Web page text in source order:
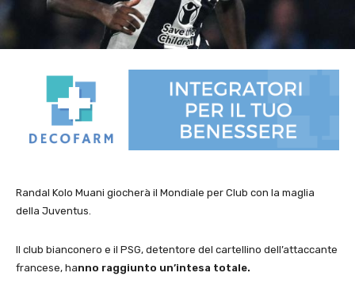
Randal Kolo Muani giocherà il Mondiale per Club con la maglia
della Juventus.
Il club bianconero e il PSG, detentore del cartellino dell’attaccante
francese, hanno raggiunto un’intesa totale.